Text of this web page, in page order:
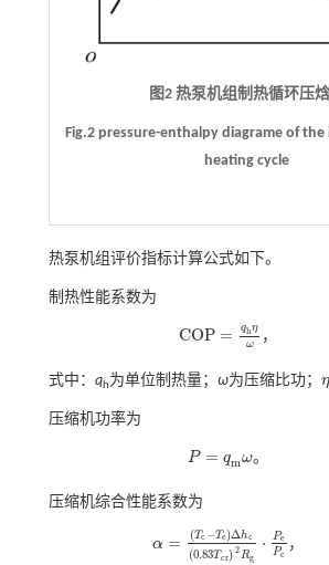
图2 热泵机组制热循环压
Fig.2 pressure-enthalpy diagrame of
heating cycle
热泵机组评价指标计算公式如下。
制热性能系数为
COP = qhη
ω
COP=q hη ω ，
式中： qh为单位制热量； ω为压缩比功； η
η
压缩机功率为
P = qmω
P= qm ω 。
压缩机综合性能系数为
α = (Tc −Te)Δhc
(0.83Tcr) 2Rg
⋅ Pe
Pc
α= Tc TeΔhc0.83T cr 2Rg，